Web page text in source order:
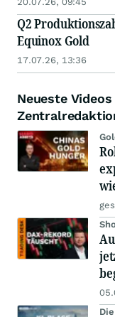
Q2
Equinox Gold
17.07.26, 13:36
Neueste